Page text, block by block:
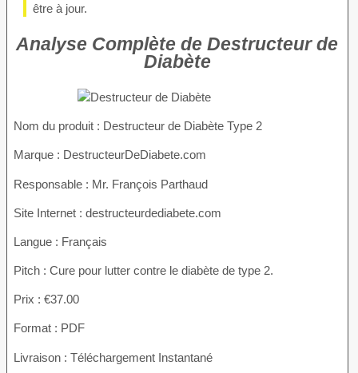
être à jour.
Analyse Complète de Destructeur de
Diabète
Nom du produit : Destructeur de Diabète Type 2
Marque : DestructeurDeDiabete.com
Responsable : Mr. François Parthaud
Site Internet : destructeurdediabete.com
Langue : Français
Pitch : Cure pour lutter contre le diabète de type 2.
Prix : €37.00
Format : PDF
Livraison : Téléchargement Instantané